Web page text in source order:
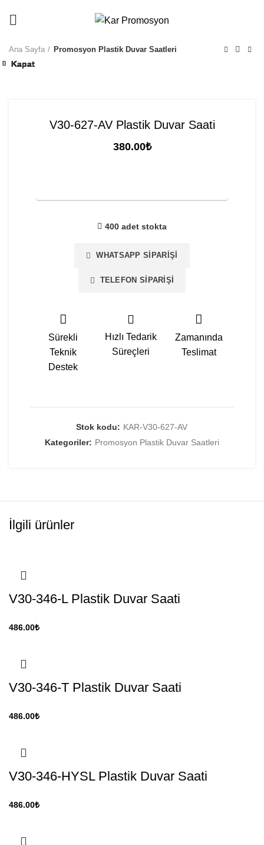
Ana Sayfa Promosyon Plastik Duvar Saatleri
V30-627-AV Plastik Duvar Saati
380.00₺
400 adet stokta
WHATSAPP SIPARIŞI
TELEFON SIPARIŞI
Sürekli
Teknik
Destek
Hızlı Tedarik
Süreçleri
Zamanında
Teslimat
Stok kodu: KAR-V30-627-AV
Kategoriler: Promosyon Plastik Duvar Saatleri
İlgili ürünler
Kapat
V30-346-L Plastik Duvar Saati
486.00₺
Kapat
V30-346-T Plastik Duvar Saati
486.00₺
Kapat
V30-346-HYSL Plastik Duvar Saati
486.00₺
Kapat
Kapat
Kapat
Kapat
Kapat
Kapat
Kapat